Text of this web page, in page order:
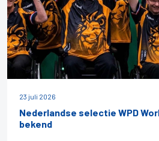
23 juli 2026
Nederlandse selectie WPD
bekend